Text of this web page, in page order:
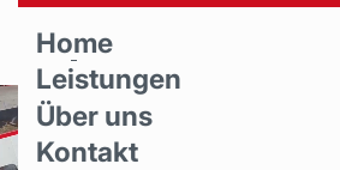
Home
Leistungen
Über uns
Kontakt
Neumann